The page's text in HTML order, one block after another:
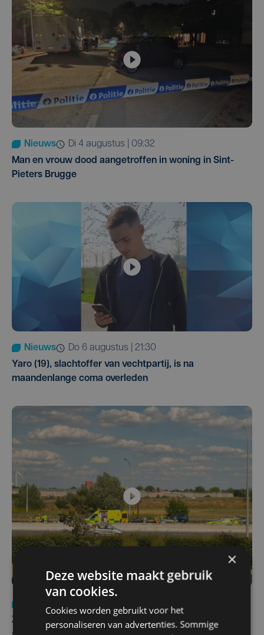
Nieuws
di 4 augustus | 09:32
Man en vrouw dood aangetroffen in woning in Sint-
Pieters Brugge
Nieuws
do 6 augustus | 21:30
Yaro (19), slachtoffer van vechtpartij, is na
maandenlange coma overleden
Zwaar ongeval op E403 in Izegem: drie rijstroken
×
Deze website maakt gebruik
van cookies.
Cookies worden gebruikt voor het
personaliseren van advertenties. Sommige